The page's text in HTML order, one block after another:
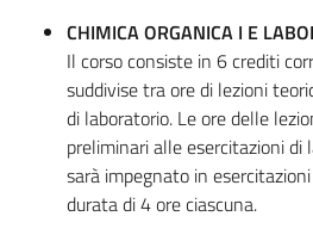
CHIMICA ORGANICA I E
Il corso consiste in 6 crediti
suddivise tra ore di lezioni
di laboratorio. Le ore delle
preliminari alle esercitazioni
sarà impegnato in
durata di 4 ore ciascuna.